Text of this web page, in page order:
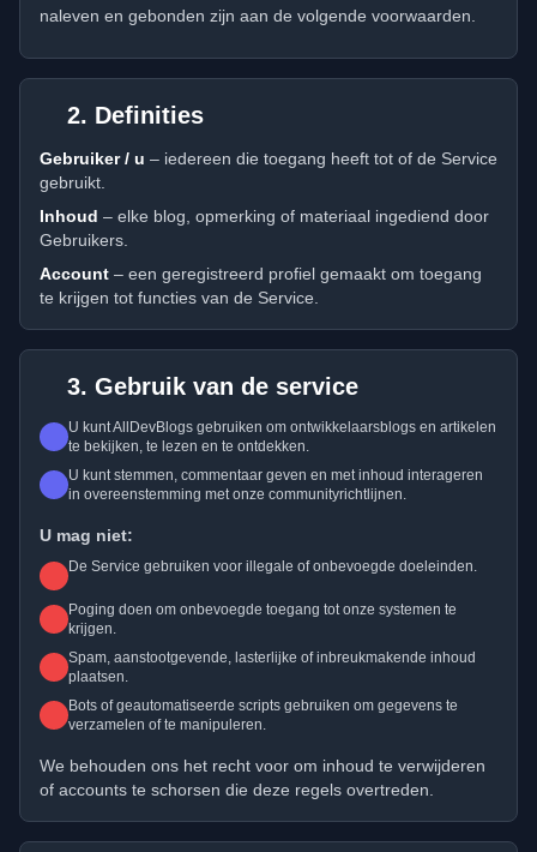
naleven en gebonden zijn aan de volgende voorwaarden.
2. Definities
Gebruiker / u – iedereen die toegang heeft tot of de Service
gebruikt.
Inhoud – elke blog, opmerking of materiaal ingediend door
Gebruikers.
Account – een geregistreerd profiel gemaakt om toegang
te krijgen tot functies van de Service.
3. Gebruik van de service
U kunt AllDevBlogs gebruiken om ontwikkelaarsblogs en artikelen
te bekijken, te lezen en te ontdekken.
U kunt stemmen, commentaar geven en met inhoud interageren
in overeenstemming met onze communityrichtlijnen.
U mag niet:
De Service gebruiken voor illegale of onbevoegde doeleinden.
Poging doen om onbevoegde toegang tot onze systemen te
krijgen.
Spam, aanstootgevende, lasterlijke of inbreukmakende inhoud
plaatsen.
Bots of geautomatiseerde scripts gebruiken om gegevens te
verzamelen of te manipuleren.
We behouden ons het recht voor om inhoud te verwijderen
of accounts te schorsen die deze regels overtreden.